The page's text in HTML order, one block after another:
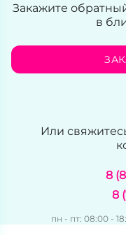
Закажите
в
Или
8
8
пн - пт: 08:00 -